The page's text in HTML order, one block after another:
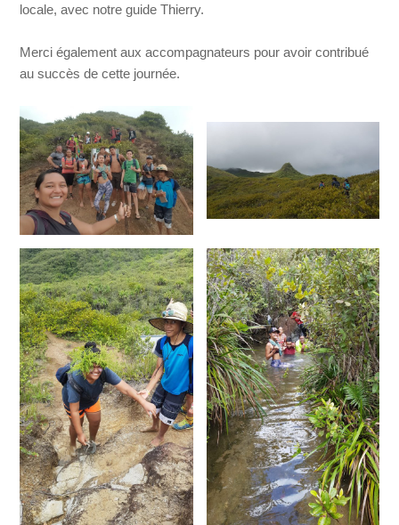
locale, avec notre guide Thierry.
Merci également aux accompagnateurs pour avoir contribué
au succès de cette journée.